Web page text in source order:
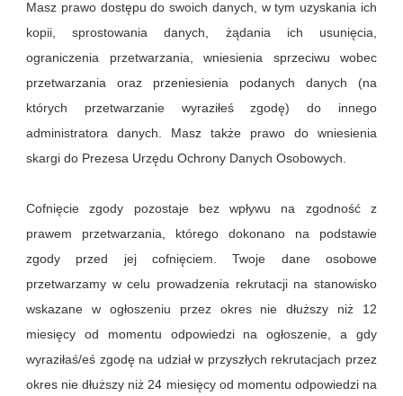
Masz prawo dostępu do swoich danych, w tym uzyskania ich
kopii, sprostowania danych, żądania ich usunięcia,
ograniczenia przetwarzania, wniesienia sprzeciwu wobec
przetwarzania oraz przeniesienia podanych danych (na
których przetwarzanie wyraziłeś zgodę) do innego
administratora danych. Masz także prawo do wniesienia
skargi do Prezesa Urzędu Ochrony Danych Osobowych.
Cofnięcie zgody pozostaje bez wpływu na zgodność z
prawem przetwarzania, którego dokonano na podstawie
zgody przed jej cofnięciem. Twoje dane osobowe
przetwarzamy w celu prowadzenia rekrutacji na stanowisko
wskazane w ogłoszeniu przez okres nie dłuższy niż 12
miesięcy od momentu odpowiedzi na ogłoszenie, a gdy
wyraziłaś/eś zgodę na udział w przyszłych rekrutacjach przez
okres nie dłuższy niż 24 miesięcy od momentu odpowiedzi na